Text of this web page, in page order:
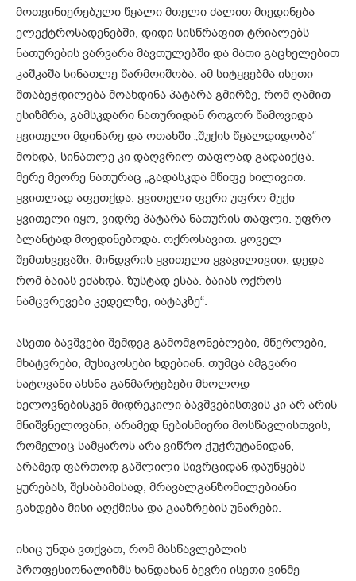
მოთვინიერებული წყალი მთელი ძალით მიედინება
ელექტროსადენებში, დიდი სისწრაფით ტრიალებს
ნათურების ვარვარა მავთულებში და მათი გაცხელებით
კაშკაშა სინათლე წარმოიშობა. ამ სიტყვებმა ისეთი
შთაბეჭდილება მოახდინა პატარა გმირზე, რომ ღამით
ესიზმრა, გამსკდარი ნათურიდან როგორ წამოვიდა
ყვითელი მდინარე და ოთახში „შუქის წყალდიდობა“
მოხდა, სინათლე კი დაღვრილ თაფლად გადაიქცა.
მერე მეორე ნათურაც „გადასკდა მწიფე ხილივით.
ყვითლად აფეთქდა. ყვითელი ფერი უფრო მუქი
ყვითელი იყო, ვიდრე პატარა ნათურის თაფლი. უფრო
ბლანტად მოედინებოდა. ოქროსავით. ყოველ
შემთხვევაში, მინდვრის ყვითელი ყვავილივით, დედა
რომ ბაიას ეძახდა. ზუსტად ესაა. ბაიას ოქროს
ნამცვრევები კედელზე, იატაკზე“.
ასეთი ბავშვები შემდეგ გამომგონებლები, მწერლები,
მხატვრები, მუსიკოსები ხდებიან. თუმცა ამგვარი
ხატოვანი ახსნა-განმარტებები მხოლოდ
ხელოვნებისკენ მიდრეკილი ბავშვებისთვის კი არ არის
მნიშვნელოვანი, არამედ ნებისმიერი მოსწავლისთვის,
რომელიც სამყაროს არა ვიწრო ჭუჭრუტანიდან,
არამედ ფართოდ გაშლილი სივრციდან დაუწყებს
ყურებას, შესაბამისად, მრავალგანზომილებიანი
გახდება მისი აღქმისა და გააზრების უნარები.
ისიც უნდა ვთქვათ, რომ მასწავლებლის
პროფესიონალიზმს ხანდახან ბევრი ისეთი ვინმე